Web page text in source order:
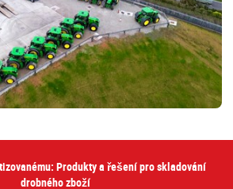
Produkty a řešení pro skladování
drobného zboží